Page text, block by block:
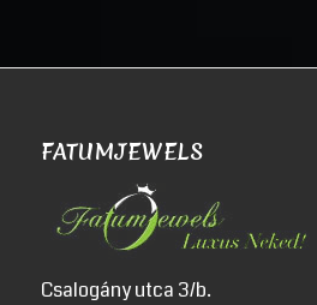
FATUMJEWELS
Csalogány utca 3/b.